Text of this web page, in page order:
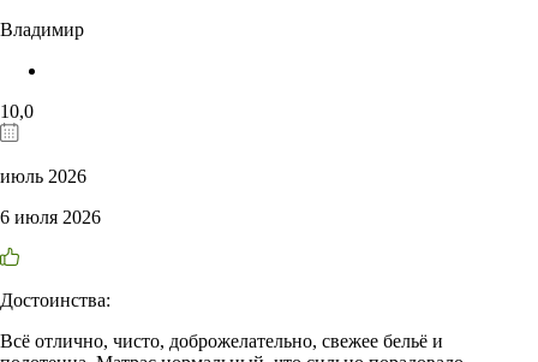
Владимир
10,0
июль 2026
6 июля 2026
Достоинства:
Всё отлично, чисто, доброжелательно, свежее бельё и